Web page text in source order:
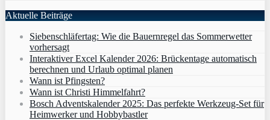
Aktuelle Beiträge
Siebenschläfertag: Wie die Bauernregel das Sommerwetter
vorhersagt
Interaktiver Excel Kalender 2026: Brückentage automatisch
berechnen und Urlaub optimal planen
Wann ist Pfingsten?
Wann ist Christi Himmelfahrt?
Bosch Adventskalender 2025: Das perfekte Werkzeug-Set für
Heimwerker und Hobbybastler